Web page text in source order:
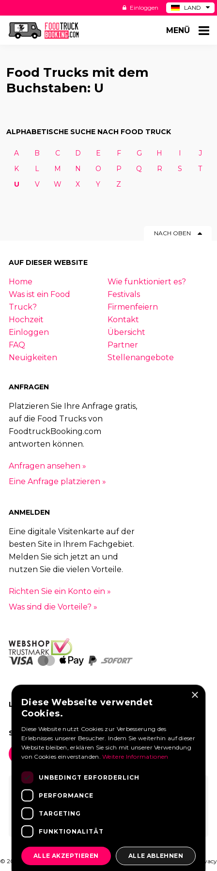
LAND
ES
Einloggen
MENÜ
Food Trucks mit dem
Buchstaben: U
ALPHABETISCHE SUCHE NACH FOOD TRUCK
A B C D E F G H I
J
K
L M N O P Q R S
T
U
V W X Y Z
NACH OBEN
AUF DIESER WEBSITE
Home
Wie funktioniert es?
Was ist ein Food
Truck?
Festivals
Firmenfeiern
Hochzeit
Kontakt
Einloggen
Übersicht
FAQ
Partner
Neuigkeiten
Stellenangebote
ANFRAGEN
Platzieren Sie Ihre Anfrage gratis,
auf die Food Trucks von
FoodtruckBooking.com
antworten können.
Anfragen ansehen »
Eine Anfrage platzieren »
ANMELDEN
Eine digitale Visitenkarte auf der
besten Site in Ihrem Fachgebiet.
Melden Sie sich jetzt an und
nutzen Sie die vielen Vorteile.
Richten Sie ein Konto ein »
Was sind die Vorteile? »
LIKEN SIE UNS AUF FACEBOOK
SOCIAL MEDIA
© 2026 FoodtruckBooking.com | Allgemeine Geschäftsbedingungen | Privacy
×
Diese Webseite verwendet
Cookies.
Diese Website nutzt Cookies zur Verbesserung des
Erlebnisses unserer Besucher. Indem Sie weiterhin auf dieser
Website bleiben, erklären Sie sich mit unserer Verwendung
von Cookies einverstanden.Weitere Informationen
UNBEDINGT ERFORDERLICH
PERFORMANCE
TARGETING
FUNKTIONALITÄT
ALLE AKZEPTIEREN ALLE ABLEHNEN